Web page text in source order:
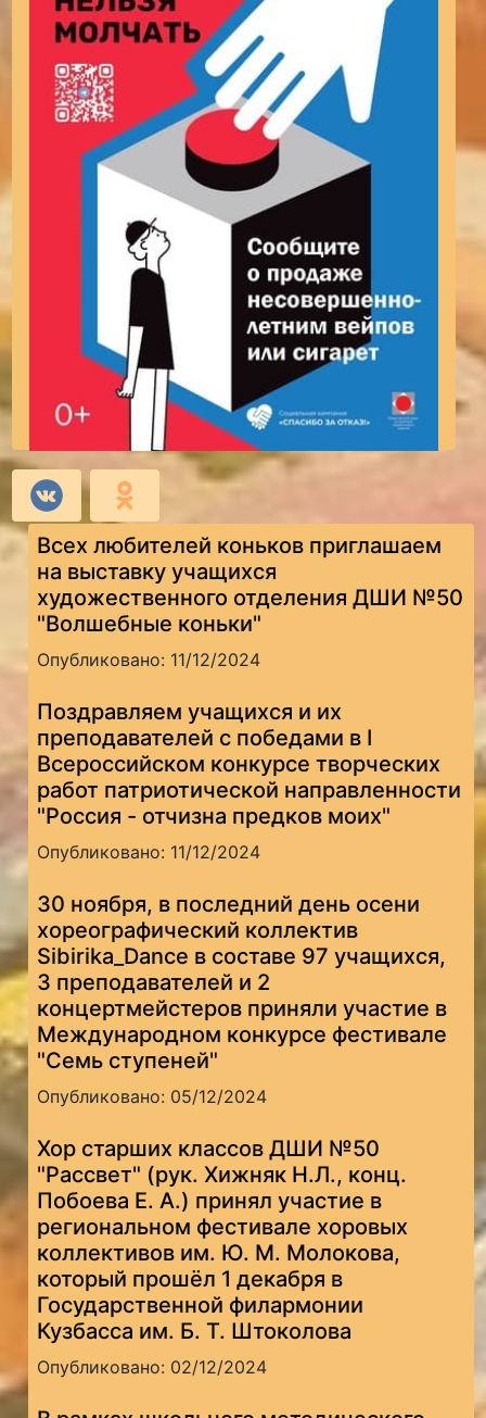
Всех любителей коньков приглашаем
на выставку учащихся
художественного отделения ДШИ №50
"Волшебные коньки"
Опубликовано: 11/12/2024
Поздравляем учащихся и их
преподавателей с победами в I
Всероссийском конкурсе творческих
работ патриотической направленности
"Россия - отчизна предков моих"
Опубликовано: 11/12/2024
30 ноября, в последний день осени
хореографический коллектив
Sibirika_Dance в составе 97 учащихся,
3 преподавателей и 2
концертмейстеров приняли участие в
Международном конкурсе фестивале
"Семь ступеней"
Опубликовано: 05/12/2024
Хор старших классов ДШИ №50
"Рассвет" (рук. Хижняк Н.Л., конц.
Побоева Е. А.) принял участие в
региональном фестивале хоровых
коллективов им. Ю. М. Молокова,
который прошёл 1 декабря в
Государственной филармонии
Кузбасса им. Б. Т. Штоколова
Опубликовано: 02/12/2024